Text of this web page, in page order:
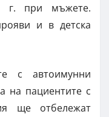
при мъжете.
и в детска
с автоимунни
на пациентите с
ще отбележат